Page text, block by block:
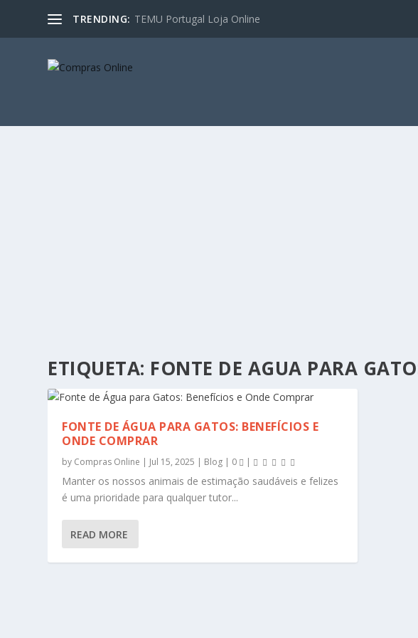
TRENDING: TEMU Portugal Loja Online
ETIQUETA: FONTE DE AGUA PARA
FONTE DE ÁGUA PARA GATOS: BENEFÍCIOS E
ONDE COMPRAR
by Compras Online | Jul 15, 2025 | Blog | 0 |
Manter os nossos animais de estimação saudáveis e felizes
é uma prioridade para qualquer tutor...
READ MORE